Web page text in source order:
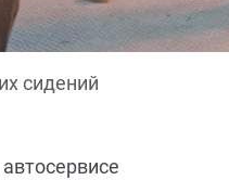
сидений